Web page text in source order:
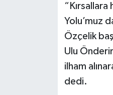
“Kırsallara
Yolu’muz
Özçelik
Ulu
ilham
dedi.